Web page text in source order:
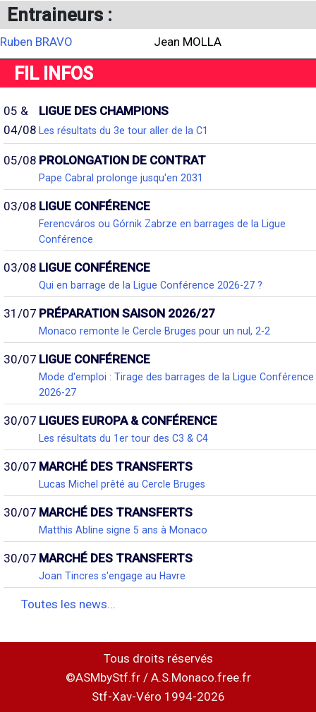
Entraineurs :
Ruben BRAVO Jean MOLLA
FIL INFOS
05 &
04/08
LIGUE DES CHAMPIONS
Les résultats du 3e tour aller de la C1
05/08 PROLONGATION DE CONTRAT
Pape Cabral prolonge jusqu'en 2031
03/08 LIGUE CONFÉRENCE
Ferencváros ou Górnik Zabrze en barrages de la Ligue
Conférence
03/08 LIGUE CONFÉRENCE
Qui en barrage de la Ligue Conférence 2026-27 ?
31/07 PRÉPARATION SAISON 2026/27
Monaco remonte le Cercle Bruges pour un nul, 2-2
30/07 LIGUE CONFÉRENCE
Mode d'emploi : Tirage des barrages de la Ligue Conférence
2026-27
30/07 LIGUES EUROPA & CONFÉRENCE
Les résultats du 1er tour des C3 & C4
30/07 MARCHÉ DES TRANSFERTS
Lucas Michel prêté au Cercle Bruges
30/07 MARCHÉ DES TRANSFERTS
Matthis Abline signe 5 ans à Monaco
30/07 MARCHÉ DES TRANSFERTS
Joan Tincres s'engage au Havre
Toutes les news...
Tous droits réservés
©ASMbyStf.fr / A.S.Monaco.free.fr
Stf-Xav-Véro 1994-2026